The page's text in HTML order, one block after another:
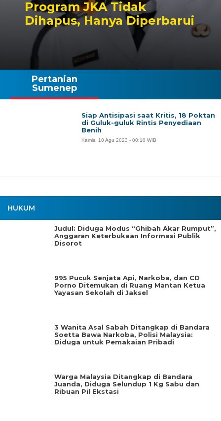
Program JKA Tidak
Dihapus, Hanya Diperbarui
HUKUM
Judul: Diduga Modus “Ghibah Akar Rumput”,
Anggaran Keterbukaan Informasi Publik
Disorot
995 Pucuk Senjata Api, Narkoba, dan CD
Porno Ditemukan di Ruang Mantan Ketua
Yayasan Sekolah di Jaksel
3 Wanita Asal Sabah Ditangkap di Bandara
Soetta Bawa Narkoba, Polisi Malaysia:
Diduga untuk Pemakaian Pribadi
Warga Malaysia Ditangkap di Bandara
Juanda, Diduga Selundup 1 Kg Sabu dan
Ribuan Pil Ekstasi
Pertanian
Sumenep
Siap Antisipasi saat Kritis, 18 Poktan
di Guluk-guluk Rintis Penyediaan
Benih
Kamis, 10 Agu 2023 - 00:10 WIB